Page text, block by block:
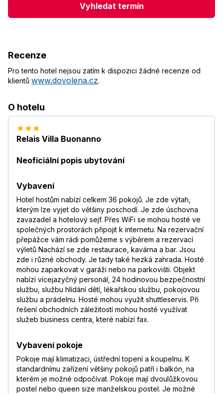
Vyhledat termín
Recenze
Pro tento hotel nejsou zatím k dispozici žádné recenze od
klientů www.dovolena.cz.
O hotelu
Relais Villa Buonanno
Neoficiální popis ubytování
Vybavení
Hotel hostům nabízí celkem 36 pokojů. Je zde výtah,
kterým lze vyjet do většiny poschodí. Je zde úschovna
zavazadel a hotelový sejf. Přes WiFi se mohou hosté ve
společných prostorách připojit k internetu. Na rezervační
přepážce vám rádi pomůžeme s výběrem a rezervací
výletů Nachází se zde restaurace, kavárna a bar. Jsou
zde i různé obchody. Je tady také hezká zahrada. Hosté
mohou zaparkovat v garáži nebo na parkovišti. Objekt
nabízí vícejazyčný personál, 24 hodinovou bezpečnostní
službu, službu hlídání dětí, lékařskou službu, pokojovou
službu a prádelnu. Hosté mohou využít shuttleservis. Při
řešení obchodních záležitostí mohou hosté využívat
služeb business centra, které nabízí fax.
Vybavení pokoje
Pokoje mají klimatizaci, ústřední topení a koupelnu. K
standardnímu zařízení většiny pokojů patří i balkón, na
kterém je možné odpočívat. Pokoje mají dvoulůžkovou
postel nebo queen size manželskou postel. Je možné